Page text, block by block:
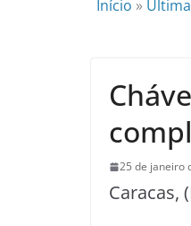
Início »
25 de janeiro
Caracas,